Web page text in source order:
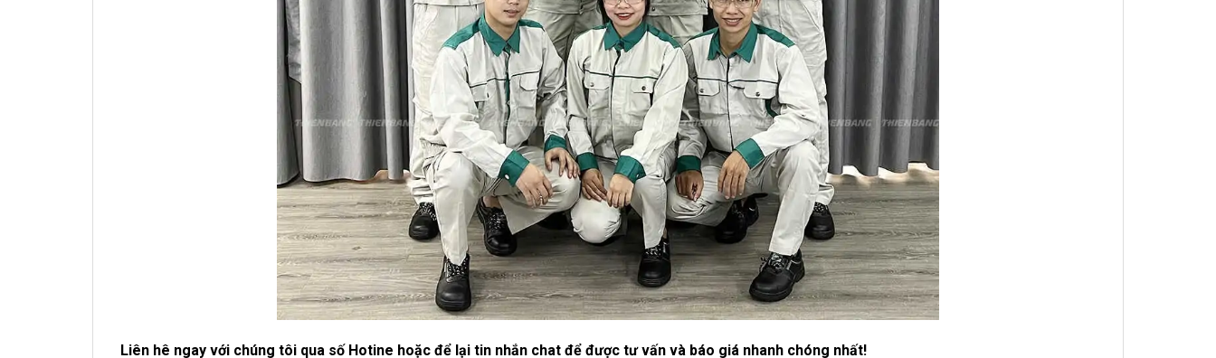
Liên hê ngay với chúng tôi qua số Hotine hoặc để lại tin nhắn chat để được tư vấn và báo giá nhanh chóng nhất!